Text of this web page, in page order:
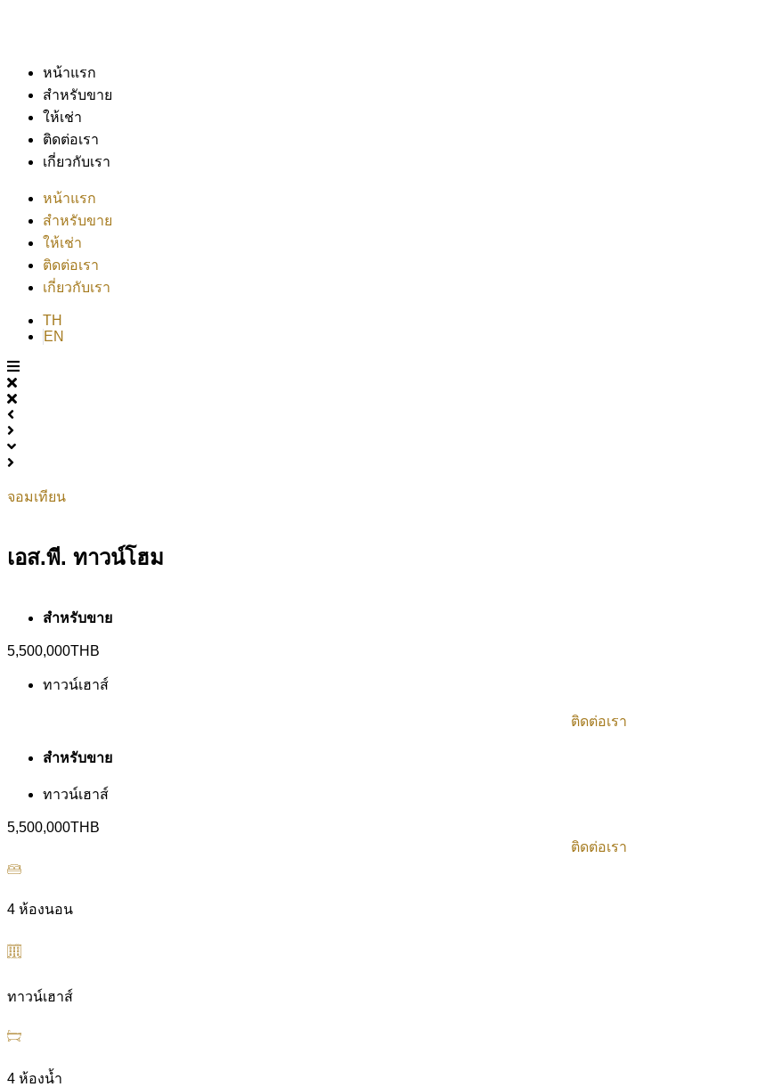
หน้าแรก
สำหรับขาย
ให้เช่า
ติดต่อเรา
เกี่ยวกับเรา
หน้าแรก
สำหรับขาย
ให้เช่า
ติดต่อเรา
เกี่ยวกับเรา
TH
EN
จอมเทียน
เอส.พี. ทาวน์โฮม
สำหรับขาย
5,500,000THB
ทาวน์เฮาส์
ติดต่อเรา
สำหรับขาย
ทาวน์เฮาส์
5,500,000THB
ติดต่อเรา
4 ห้องนอน
ทาวน์เฮาส์
4 ห้องน้ำ